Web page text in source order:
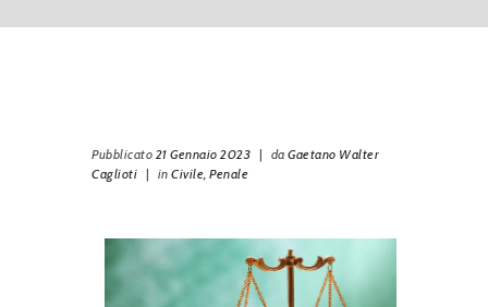
Pubblicato 21 Gennaio 2023 | da Gaetano Walter
Caglioti | in Civile, Penale